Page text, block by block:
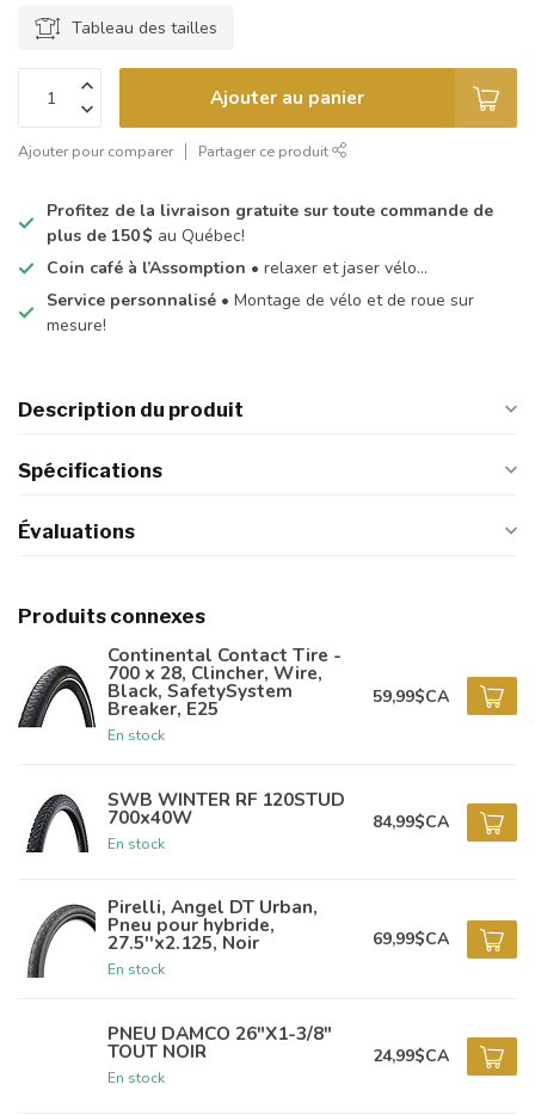
Tableau des tailles
Ajouter au panier
Ajouter pour comparer Partager ce produit
Profitez de la livraison gratuite sur toute commande de
plus de 150 $ au Québec!
Coin café à l’Assomption • relaxer et jaser vélo…
Service personnalisé • Montage de vélo et de roue sur
mesure!
Description du produit
Spécifications
Évaluations
Produits connexes
Continental Contact Tire -
700 x 28, Clincher, Wire,
Black, SafetySystem
Breaker, E25
En stock
59,99$CA
SWB WINTER RF 120STUD
700x40W
En stock
84,99$CA
Pirelli, Angel DT Urban,
Pneu pour hybride,
27.5''x2.125, Noir
En stock
69,99$CA
PNEU DAMCO 26"X1-3/8"
TOUT NOIR
En stock
24,99$CA